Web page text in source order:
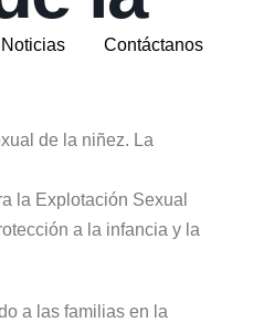
Noticias Contáctanos
de la niñez. La
la Explotación Sexual
a la infancia y la
a las familias en la